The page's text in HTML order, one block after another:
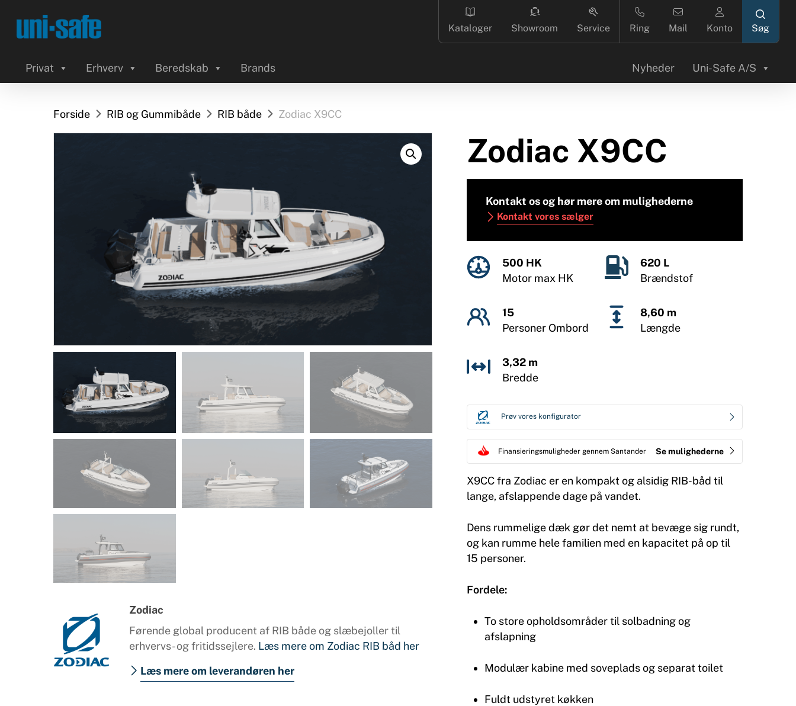
main
Products
search
Kataloger Showroom Service Ring Mail Konto
search
Privat Erhverv Beredskab Uni-Safe A/S
Nyheder
Brands
Forside RIB og Gummibåde RIB både Zodiac X9CC
Zodiac
Førende global producent af RIB både og slæbejoller til
erhvervs- og fritidssejlere. Læs mere om Zodiac RIB båd her
Læs mere om leverandøren her
Zodiac X9CC
Kontakt os og hør mere om mulighederne
Kontakt vores sælger
500 HK
Motor max HK
620 L
Brændstof
15
Personer Ombord
8,60 m
Længde
3,32 m
Bredde
Prøv vores konfigurator
Finansieringsmuligheder gennem Santander Se mulighederne
X9CC fra Zodiac er en kompakt og alsidig RIB-båd til
lange, afslappende dage på vandet.
Dens rummelige dæk gør det nemt at bevæge sig rundt,
og kan rumme hele familien med en kapacitet på op til
15 personer.
Fordele:
To store opholdsområder til solbadning og
afslapning
Modulær kabine med soveplads og separat toilet
Fuldt udstyret køkken